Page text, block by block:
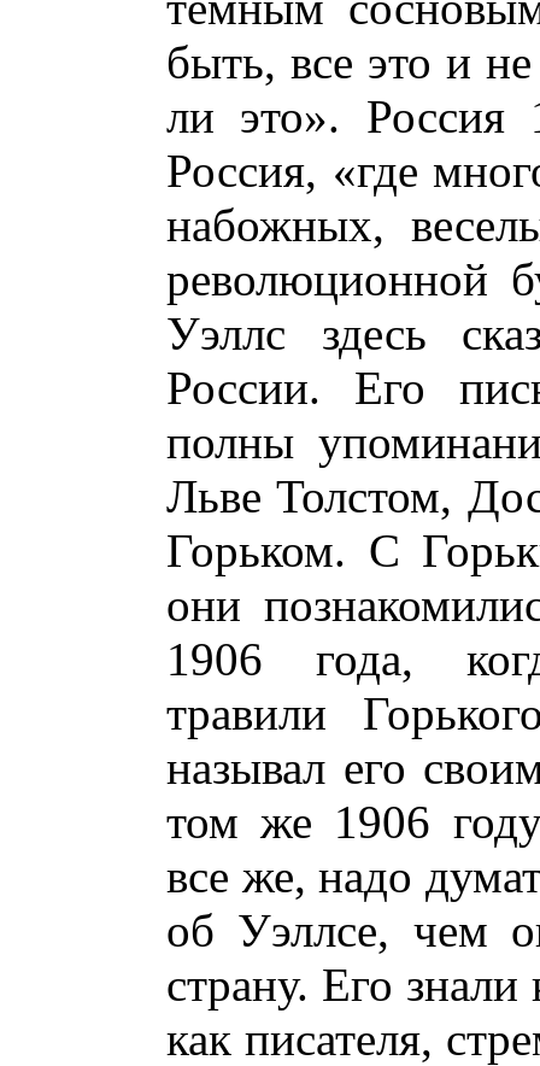
быть, все это и
ли это». Россия
Россия, «где
набожных,
революционной
Уэллс здесь
России. Его
полны
Льве Толстом,
Горьком. С
они
1906 года,
травили
называл его
том же 1906
все же, надо
об Уэллсе, чем
страну. Его знали
как писателя,